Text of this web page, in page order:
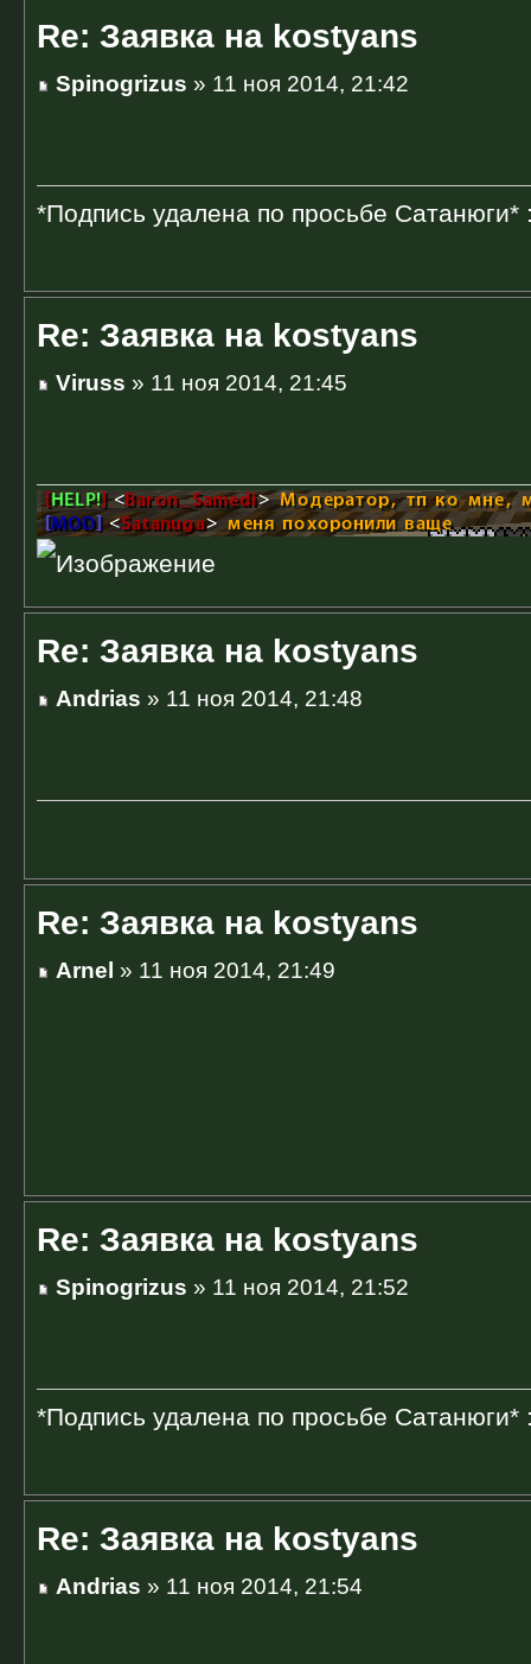
Re: Заявка на kostyans
Spinogrizus » 11 ноя 2014, 21:42
*Подпись удалена по просьбе Сатанюги*
Re: Заявка на kostyans
Viruss » 11 ноя 2014, 21:45
Re: Заявка на kostyans
Andrias » 11 ноя 2014, 21:48
Re: Заявка на kostyans
Arnel » 11 ноя 2014, 21:49
Re: Заявка на kostyans
Spinogrizus » 11 ноя 2014, 21:52
*Подпись удалена по просьбе Сатанюги*
Re: Заявка на kostyans
Andrias » 11 ноя 2014, 21:54